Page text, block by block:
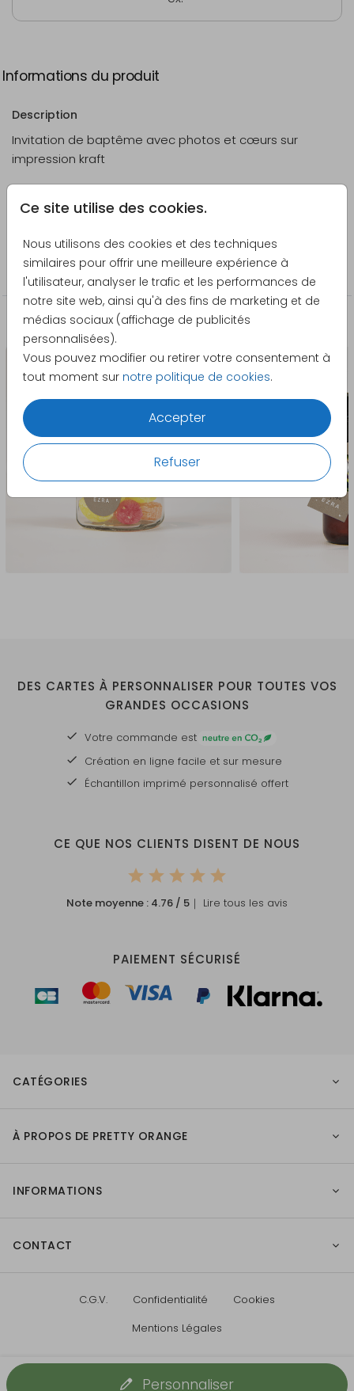
Ce site utilise des cookies.
Nous utilisons des cookies et des techniques
similaires pour offrir une meilleure expérience à
l'utilisateur, analyser le trafic et les performances de
notre site web, ainsi qu'à des fins de marketing et de
médias sociaux (affichage de publicités
personnalisées).
Vous pouvez modifier ou retirer votre consentement à
tout moment sur notre politique de cookies.
Accepter
Refuser
Informations du produit
Description
Invitation de baptême avec photos et cœurs sur
impression kraft
Pretty Orange
Catégorie
Baptême
Produits qui pourraient vous intéresser
Personnaliser
DES CARTES À PERSONNALISER POUR TOUTES VOS
GRANDES OCCASIONS
Votre commande est
Création en ligne facile et sur mesure
Échantillon imprimé personnalisé offert
CE QUE NOS CLIENTS DISENT DE NOUS
Note moyenne : 4.76 / 5 ｜ Lire tous les avis
PAIEMENT SÉCURISÉ
CATÉGORIES
À PROPOS DE PRETTY ORANGE
INFORMATIONS
CONTACT
C.G.V. Confidentialité
Cookies
Mentions Légales